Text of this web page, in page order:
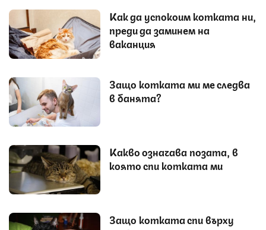
Как да успокоим котката ни,
преди да заминем на
ваканция
Защо котката ми ме следва
в банята?
Какво означава позата, в
която спи котката ми
Защо котката спи върху